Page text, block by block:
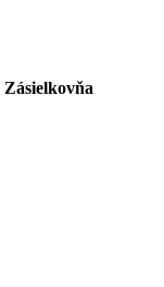
Zásielkovňa